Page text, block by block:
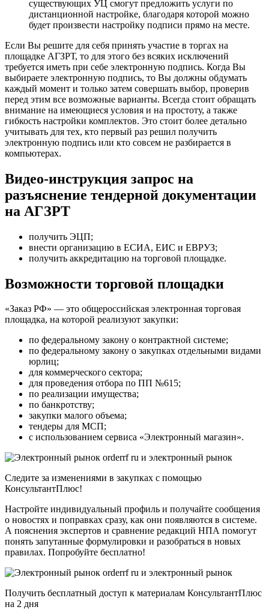
существующих УЦ смогут предложить услуги по
дистанционной настройке, благодаря которой можно
будет произвести настройку подписи прямо на месте.
Если Вы решите для себя принять участие в торгах на
площадке АГЗРТ, то для этого без всяких исключений
требуется иметь при себе электронную подпись. Когда Вы
выбираете электронную подпись, то Вы должны обдумать
каждый момент и только затем совершать выбор, проверив
перед этим все возможные варианты. Всегда стоит обращать
внимание на имеющиеся условия и на простоту, а также
гибкость настройки комплектов. Это стоит более детально
учитывать для тех, кто первый раз решил получить
электронную подпись или кто совсем не разбирается в
компьютерах.
Видео-инструкция запрос на
разъяснение тендерной документации
на АГЗРТ
получить ЭЦП;
внести организацию в ЕСИА, ЕИС и ЕВРУЗ;
получить аккредитацию на торговой площадке.
Возможности торговой площадки
«Заказ РФ» — это общероссийская электронная торговая
площадка, на которой реализуют закупки:
по федеральному закону о контрактной системе;
по федеральному закону о закупках отдельными видами
юрлиц;
для коммерческого сектора;
для проведения отбора по ПП №615;
по реализации имущества;
по банкротству;
закупки малого объема;
тендеры для МСП;
с использованием сервиса «Электронный магазин».
Следите за изменениями в закупках с помощью
КонсультантПлюс!
Настройте индивидуальный профиль и получайте сообщения
о новостях и поправках сразу, как они появляются в системе.
А пояснения экспертов и сравнение редакций НПА помогут
понять запутанные формулировки и разобраться в новых
правилах. Попробуйте бесплатно!
Получить бесплатный доступ к материалам КонсультантПлюс
на 2 дня